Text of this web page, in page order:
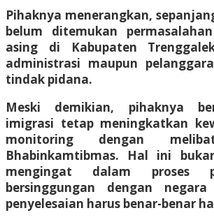
Pihaknya menerangkan,
belum ditemukan
asing di Kabupaten
administrasi maupun
tindak pidana.
Meski demikian, pihaknya
imigrasi tetap meningkatkan
monitoring dengan
Bhabinkamtibmas. Hal ini
mengingat dalam proses
bersinggungan dengan
penyelesaian harus benar-benar